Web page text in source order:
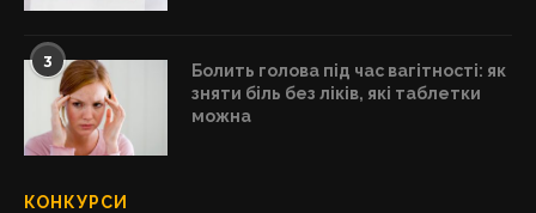
3
Болить голова під час вагітності: як
зняти біль без ліків, які таблетки
можна
КОНКУРСИ